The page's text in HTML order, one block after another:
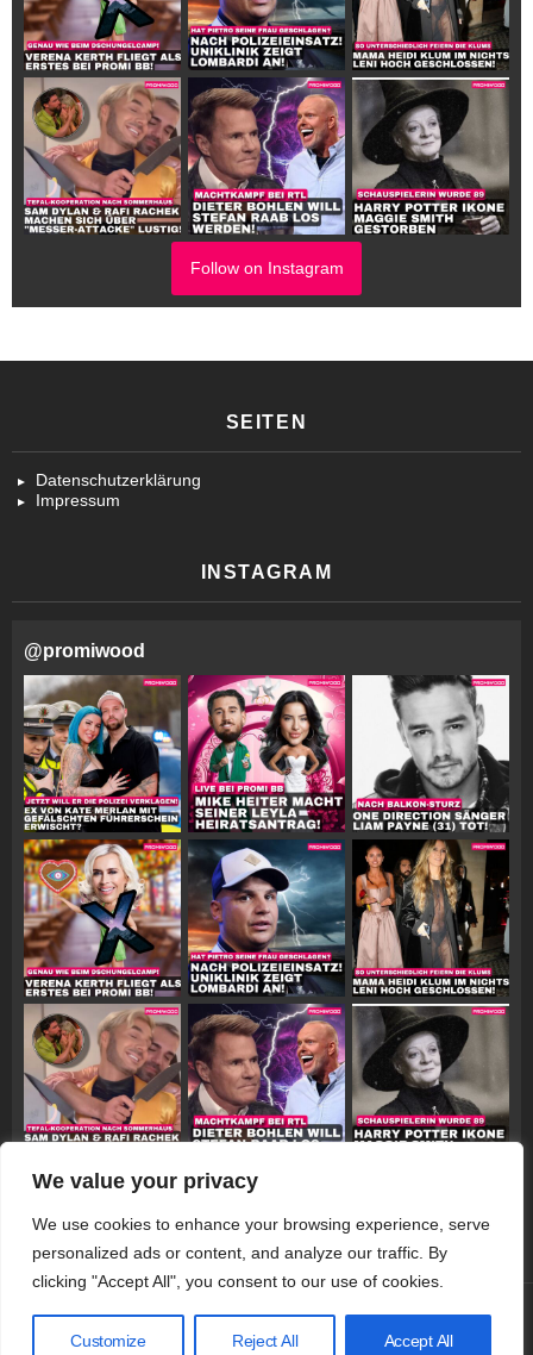
We value your privacy
We use cookies to enhance your browsing experience, serve
personalized ads or content, and analyze our traffic. By
clicking "Accept All", you consent to our use of cookies.
Customize Reject All Accept All
Follow on Instagram
SEITEN
Datenschutzerklärung
Impressum
INSTAGRAM
@promiwood
Follow on Instagram
Datenschutzerklärung Impressum